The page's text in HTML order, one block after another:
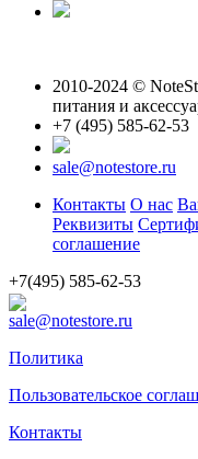
2010-2024 ©
питания и
+7 (495) 585-62-53
sale@notestore.ru
Контакты О нас
Реквизиты
соглашение
+7(495) 585-62-53
sale@notestore.ru
Политика
Пользовательское
Контакты